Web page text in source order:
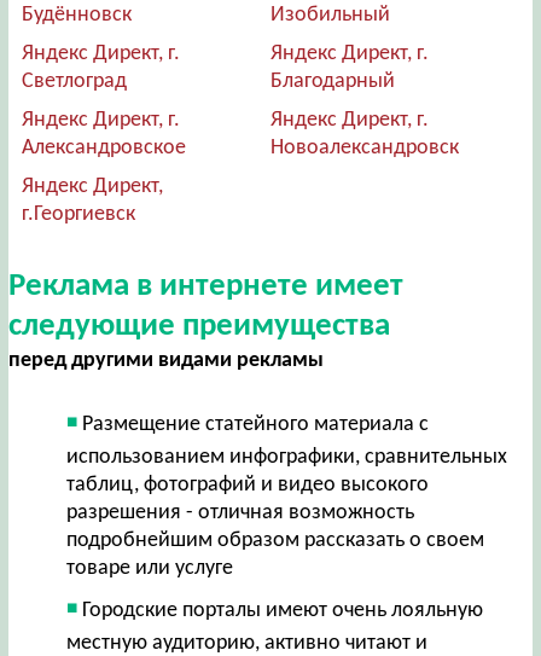
Будённовск
Изобильный
Яндекс Директ, г.
Светлоград
Яндекс Директ, г.
Благодарный
Яндекс Директ, г.
Александровское
Яндекс Директ, г.
Новоалександровск
Яндекс Директ,
г.Георгиевск
Реклама в интернете имеет
следующие преимущества
перед другими видами рекламы
Размещение статейного материала с
использованием инфографики, сравнительных
таблиц, фотографий и видео высокого
разрешения - отличная возможность
подробнейшим образом рассказать о своем
товаре или услуге
Городские порталы имеют очень лояльную
местную аудиторию, активно читают и